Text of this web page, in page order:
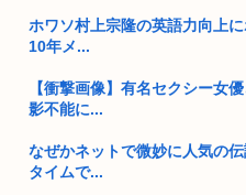
彡(●)(●) 「迷子の迷子の在日チ
上司から障がい者手帳取る気
おばさんとセクロスしたことあ
女性の水筒に下半身を押し付
歳男性...
ホワソ村上宗隆の英語力向上
10年メ...
【衝撃画像】有名セクシー女
影不能に...
なぜかネットで微妙に人気の
タイムで...